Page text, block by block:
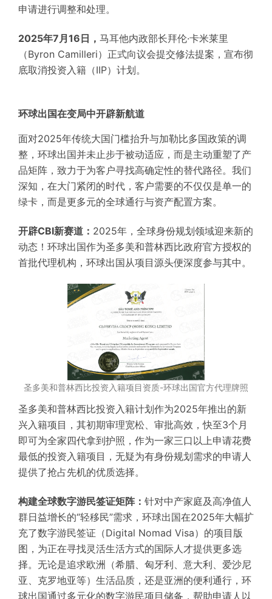
申请进行调整和处理。
2025年7月16日， 马耳他内政部长拜伦·卡米莱里
（Byron Camilleri）正式向议会提交修法提案，宣布彻
底取消投资入籍（IIP）计划。
环球出国在变局中开辟新航道
面对2025年传统大国门槛抬升与加勒比多国政策的调
整，环球出国并未止步于被动适应，而是主动重塑了产
品矩阵，致力于为客户寻找高确定性的替代路径。我们
深知，在大门紧闭的时代，客户需要的不仅仅是单一的
绿卡，而是更多元的全球通行与资产配置方案。
开辟CBI新赛道： 2025年，全球身份规划领域迎来新的
动态！环球出国作为圣多美和普林西比政府官方授权的
首批代理机构，环球出国从项目源头便深度参与其中。
圣多美和普林西比投资入籍项目资质-环球出国官方代理牌照
圣多美和普林西比投资入籍计划作为2025年推出的新
兴入籍项目，其初期审理宽松、审批高效，快至3个月
即可为全家四代拿到护照，作为一家三口以上申请花费
最低的投资入籍项目，无疑为有身份规划需求的申请人
提供了抢占先机的优质选择。
构建全球数字游民签证矩阵： 针对中产家庭及高净值人
群日益增长的“轻移民”需求，环球出国在2025年大幅扩
充了数字游民签证（Digital Nomad Visa）的项目版
图，为正在寻找灵活生活方式的国际人才提供更多选
择。无论是追求欧洲（希腊、匈牙利、意大利、爱沙尼
亚、克罗地亚等）生活品质，还是亚洲的便利通行，环
球出国通过多元化的数字游民项目储备，帮助申请人以